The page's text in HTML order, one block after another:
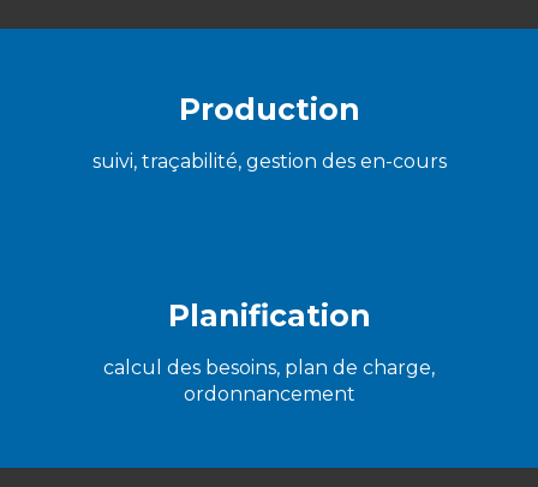
Production
suivi, traçabilité, gestion des en-cours
Planification
calcul des besoins, plan de charge,
ordonnancement